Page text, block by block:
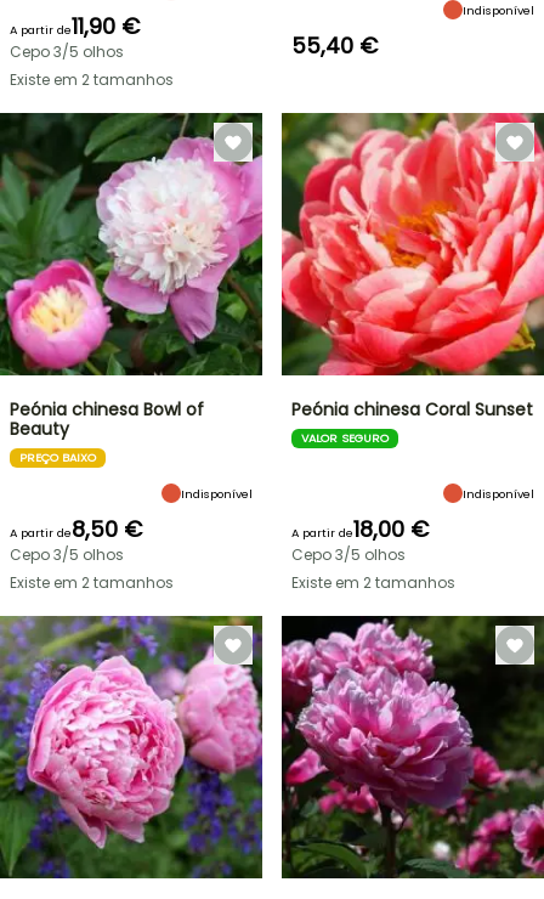
A partir de11,90 €
Cepo 3/5 olhos
Existe em 2 tamanhos
Indisponível
55,40 €
Peónia chinesa Bowl of
Beauty
PREÇO BAIXO
Indisponível
A partir de8,50 €
Cepo 3/5 olhos
Existe em 2 tamanhos
Peónia chinesa Coral Sunset
VALOR SEGURO
Indisponível
A partir de18,00 €
Cepo 3/5 olhos
Existe em 2 tamanhos